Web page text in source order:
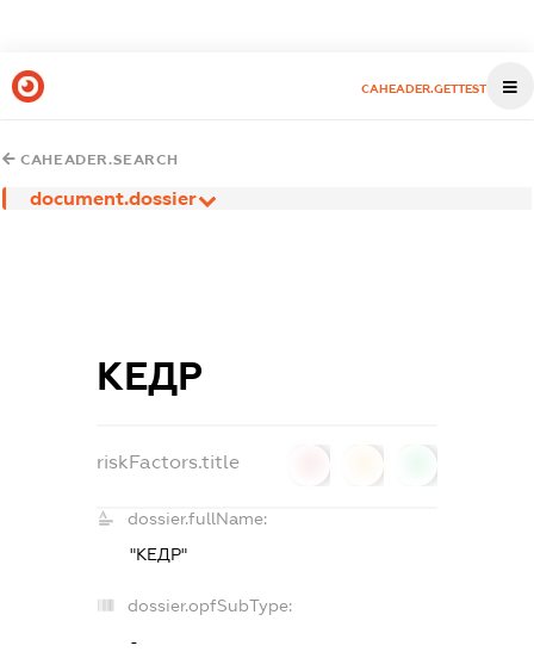
CAHEADER.GETTEST
CAHEADER.SEARCH
document.dossier
КЕДР
riskFactors.title
dossier.fullName:
"КЕДР"
dossier.opfSubType:
-